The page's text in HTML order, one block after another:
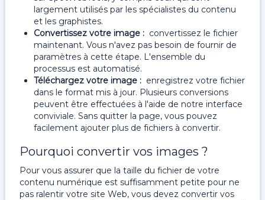
largement utilisés par les spécialistes du contenu
et les graphistes.
Convertissez votre image : convertissez le fichier
maintenant. Vous n'avez pas besoin de fournir de
paramètres à cette étape. L'ensemble du
processus est automatisé.
Téléchargez votre image : enregistrez votre fichier
dans le format mis à jour. Plusieurs conversions
peuvent être effectuées à l'aide de notre interface
conviviale. Sans quitter la page, vous pouvez
facilement ajouter plus de fichiers à convertir.
Pourquoi convertir vos images ?
Pour vous assurer que la taille du fichier de votre
contenu numérique est suffisamment petite pour ne
pas ralentir votre site Web, vous devez convertir vos